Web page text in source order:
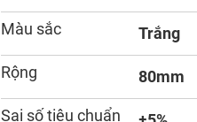
Màu sắc Trắng
Rộng 80mm
Sai số tiêu chuẩn